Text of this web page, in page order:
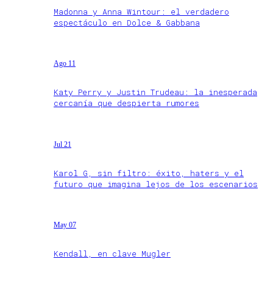
Madonna y Anna Wintour: el verdadero
espectáculo en Dolce & Gabbana
Ago 11
Katy Perry y Justin Trudeau: la inesperada
cercanía que despierta rumores
Jul 21
Karol G, sin filtro: éxito, haters y el
futuro que imagina lejos de los escenarios
May 07
Kendall, en clave Mugler